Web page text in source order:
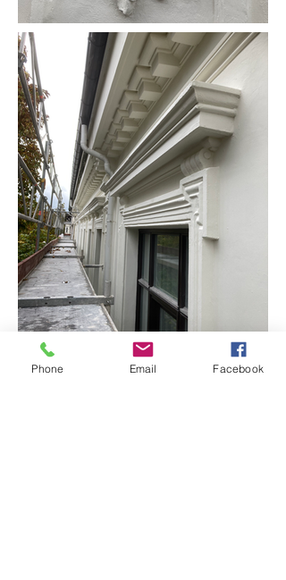
Phone Email Facebook